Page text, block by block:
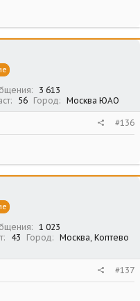
3 613
56 Город Москва ЮАО
#136
1 023
43 Город
Москва, Коптево
#137